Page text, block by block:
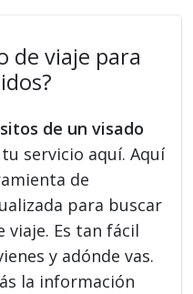
de viaje para
de un visado
servicio aquí. Aquí
de
para buscar
viaje. Es tan fácil
y adónde vas.
la información